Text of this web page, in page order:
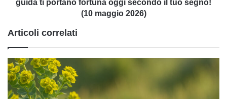
il
(10
maggio
2026)
guida ti portano fortuna oggi secondo il tuo segno!
(10 maggio 2026)
Articoli correlati